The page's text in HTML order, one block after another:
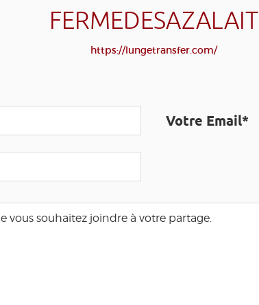
FERMEDESAZALAIT
https://lungetransfer.com/
Votre Email*